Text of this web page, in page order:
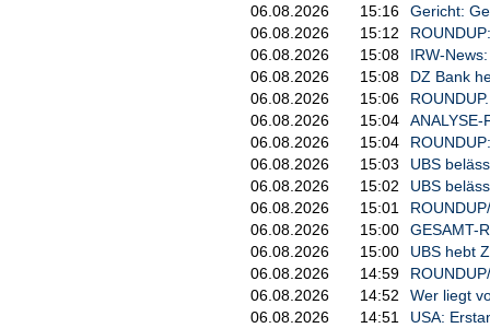
06.08.2026
15:16
Gericht:
06.08.2026
15:12
06.08.2026
15:08
IRW-
06.08.2026
15:08
DZ Bank
06.08.2026
15:06
06.08.2026
15:04
06.08.2026
15:04
06.08.2026
15:03
UBS
06.08.2026
15:02
UBS
06.08.2026
15:01
06.08.2026
15:00
GESAMT-
06.08.2026
15:00
UBS hebt
06.08.2026
14:59
06.08.2026
14:52
Wer liegt
06.08.2026
14:51
USA: